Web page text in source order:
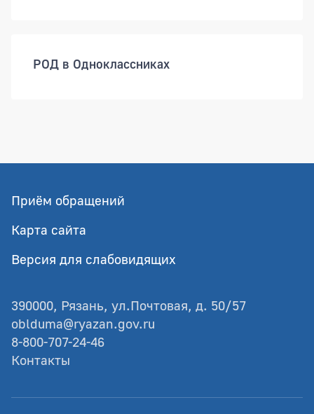
РОД в Одноклассниках
Приём обращений
Карта сайта
Версия для слабовидящих
390000, Рязань, ул.Почтовая, д. 50/57
oblduma@ryazan.gov.ru
8-800-707-24-46
Контакты